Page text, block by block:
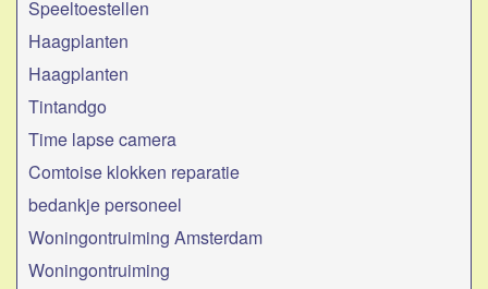
Speeltoestellen
Haagplanten
Haagplanten
Tintandgo
Time lapse camera
Comtoise klokken reparatie
bedankje personeel
Woningontruiming Amsterdam
Woningontruiming